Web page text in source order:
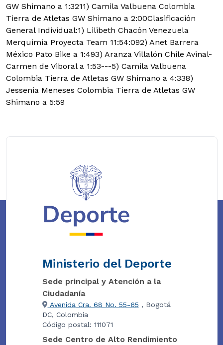
GW Shimano a 1:3211) Camila Valbuena Colombia
Tierra de Atletas GW Shimano a 2:00Clasificación
General Individual:1) Lilibeth Chacón Venezuela
Merquimia Proyecta Team 11:54:092) Anet Barrera
México Pato Bike a 1:493) Aranza Villalón Chile Avinal-
Carmen de Viboral a 1:53---5) Camila Valbuena
Colombia Tierra de Atletas GW Shimano a 4:338)
Jessenia Meneses Colombia Tierra de Atletas GW
Shimano a 5:59
Ministerio del Deporte
Sede principal y Atención a la
Ciudadanía
Avenida Cra. 68 No. 55-65 , Bogotá
DC, Colombia
Código postal: 111071
Sede Centro de Alto Rendimiento